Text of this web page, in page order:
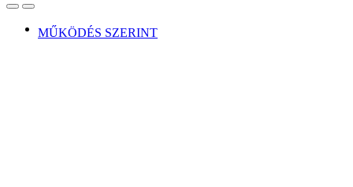
OpenClose
MŰKÖDÉS SZERINT